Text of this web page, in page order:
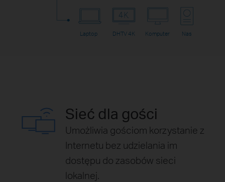
Laptop DHTV 4K Komputer Nas
Sieć dla gości
Umożliwia gościom korzystanie z
Internetu bez udzielania im
dostępu do zasobów sieci
lokalnej.